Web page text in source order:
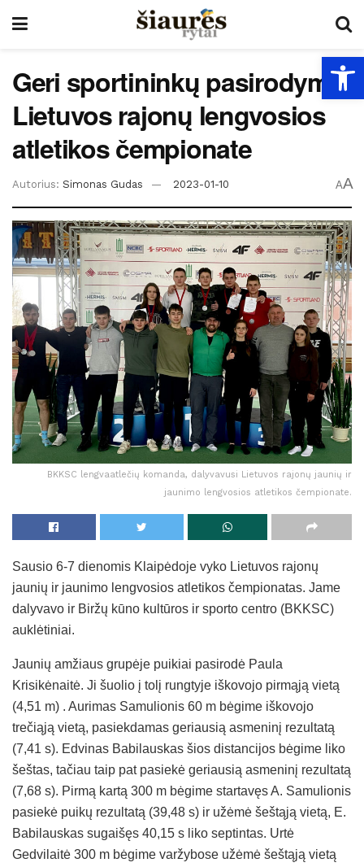
Geri sportininkų pasirodymai
Lietuvos rajonų lengvosios
atletikos čempionate
Autorius: Simonas Gudas 2023-01-10 AA
BKKSC lengvaatlečių komanda, dalyvavusi Lietuvos rajonų jaunių ir
jaunimo lengvosios atletikos čempionate.
Sausio 6-7 dienomis Klaipėdoje vyko Lietuvos rajonų
jaunių ir jaunimo lengvosios atletikos čempionatas. Jame
dalyvavo ir Biržų kūno kultūros ir sporto centro (BKKSC)
auklėtiniai.
Jaunių amžiaus grupėje puikiai pasirodė Paula
Krisikėnaitė. Ji šuolio į tolį rungtyje iškovojo pirmąją vietą
(4,51 m) . Aurimas Samulionis 60 m bėgime iškovojo
trečiąją vietą, pasiekdamas geriausią asmeninį rezultatą
(7,41 s). Edvinas Babilauskas šios distancijos bėgime liko
šeštas, tačiau taip pat pasiekė geriausią asmeninį rezultatą
(7,68 s). Pirmą kartą 300 m bėgime startavęs A. Samulionis
pasiekė puikų rezultatą (39,48 s) ir užėmė šeštąją vietą, E.
Babilauskas sugaišęs 40,15 s liko septintas. Urtė
Gedvilaitė 300 m bėgime varžybose užėmė šeštąją vietą